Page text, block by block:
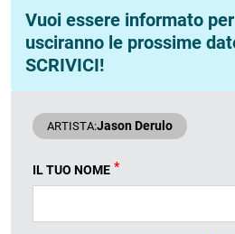
Vuoi essere informato
usciranno le prossime
SCRIVICI!
ARTISTA:Jason Derulo
IL TUO NOME *